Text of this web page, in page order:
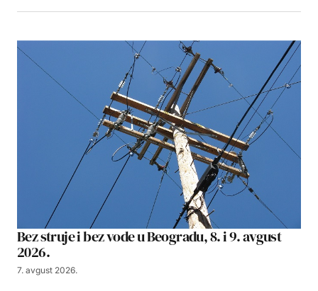
Bez struje i bez vode u Beogradu, 8. i 9. avgust
2026.
7. avgust 2026.